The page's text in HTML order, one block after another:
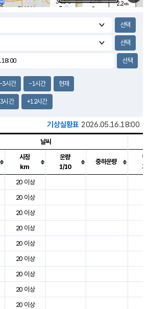
2.2m/s
2.7m/s
-
34.3℃
3 m/s
-3시간 -1시간 현재
시간 +12시간
기상실황표 2026.05.16.18:00
, 날씨, 기온, 강수, 바람, 기압등을 안내한 표입
날씨
시정
km
운량
1/10
중하운량
20 이상
20 이상
20 이상
20 이상
20 이상
20 이상
20 이상
20 이상
20 이상